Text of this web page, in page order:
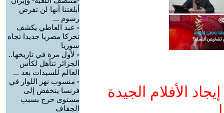
الأفلام الجيدة
أبلغتنا أنها لن تفرض
رسوم ...
- عبد العاطي يكشف
تحركا مصريا جديدا تجاه
سوريا
- لأول مرة في تاريخها..
الجزائر تتأهل لكأس
العالم للسيدات بعد ...
- منسوب نهر اللوار في
فرنسا ينخفض إلى
مستوى حرج بسبب
الجفاف